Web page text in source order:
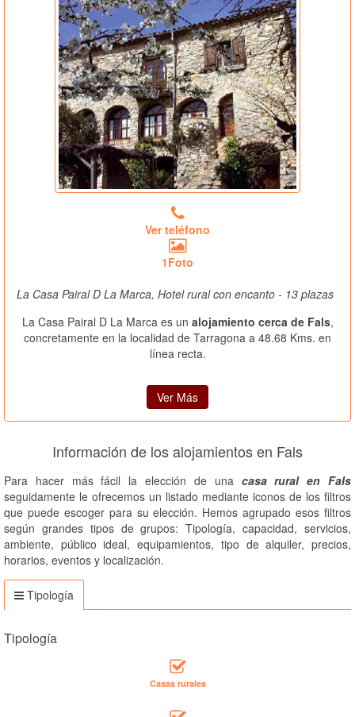
Ver teléfono
1Foto
La Casa Pairal D La Marca, Hotel rural con encanto - 13 plazas
La Casa Pairal D La Marca es un alojamiento cerca de Fals,
concretamente en la localidad de Tarragona a 48.68 Kms. en
línea recta.
Ver Más
Información de los alojamientos en Fals
Para hacer más fácil la elección de una casa rural en Fals
seguidamente le ofrecemos un listado mediante iconos de los filtros
que puede escoger para su elección. Hemos agrupado esos filtros
según grandes tipos de grupos: Tipología, capacidad, servicios,
ambiente, público ideal, equipamientos, tipo de alquiler, precios,
horarios, eventos y localización.
Tipología
Tipología
Casas rurales